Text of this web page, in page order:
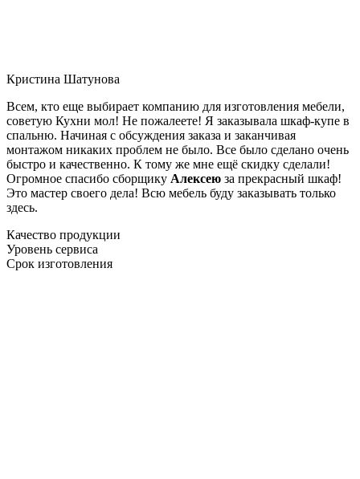
Кристина Шатунова
Всем, кто еще выбирает компанию для изготовления мебели,
советую Кухни мол! Не пожалеете! Я заказывала шкаф-купе в
спальню. Начиная с обсуждения заказа и заканчивая
монтажом никаких проблем не было. Все было сделано очень
быстро и качественно. К тому же мне ещё скидку сделали!
Огромное спасибо сборщику Алексею за прекрасный шкаф!
Это мастер своего дела! Всю мебель буду заказывать только
здесь.
Качество продукции
Уровень сервиса
Срок изготовления